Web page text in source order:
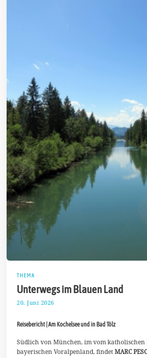
THEMA
Unterwegs im Blauen Land
20. Juni 2026
u
i
2
0
Reisebericht | Am Kochelsee und in Bad Tölz
Südlich von München, im vom katholischen
bayerischen Voralpenland, findetMARC